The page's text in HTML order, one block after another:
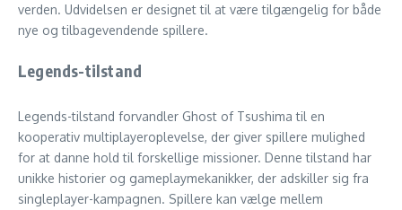
verden. Udvidelsen er designet til at være tilgængelig for både
nye og tilbagevendende spillere.
Legends-tilstand
Legends-tilstand forvandler Ghost of Tsushima til en
kooperativ multiplayeroplevelse, der giver spillere mulighed
for at danne hold til forskellige missioner. Denne tilstand har
unikke historier og gameplaymekanikker, der adskiller sig fra
singleplayer-kampagnen. Spillere kan vælge mellem